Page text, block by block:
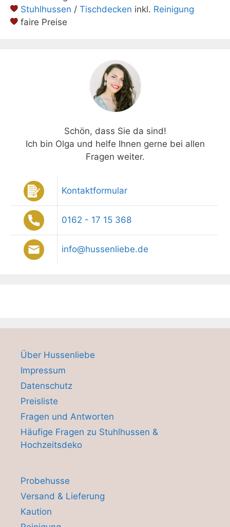
Stuhlhussen / Tischdecken inkl. Reinigung
faire Preise
Schön, dass Sie da sind!
Ich bin Olga und helfe Ihnen gerne bei allen
Fragen weiter.
Kontaktformular
0162 - 17 15 368
info@hussenliebe.de
Über Hussenliebe
Impressum
Datenschutz
Preisliste
Fragen und Antworten
Häufige Fragen zu Stuhlhussen &
Hochzeitsdeko
Probehusse
Versand & Lieferung
Kaution